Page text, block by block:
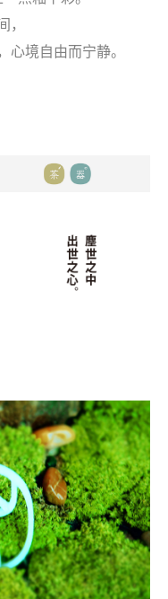
，
心境自由而宁静。